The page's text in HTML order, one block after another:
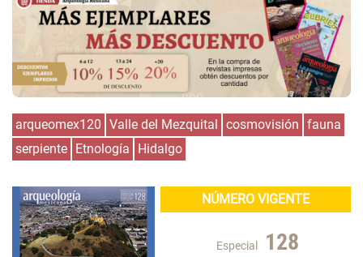
arqueomex120 Valle del Mezquital cosmovisión fauna
serpiente Etnología Hidalgo
NÚMERO VIGENTE
Especial 128